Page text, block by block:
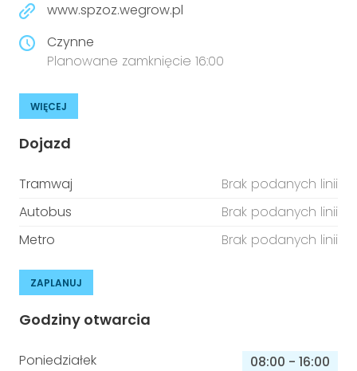
www.spzoz.wegrow.pl
Czynne
Planowane zamknięcie 16:00
WIĘCEJ
Dojazd
Tramwaj
Brak podanych linii
Autobus
Brak podanych linii
Metro
Brak podanych linii
ZAPLANUJ
Godziny otwarcia
Poniedziałek 08:00 - 16:00